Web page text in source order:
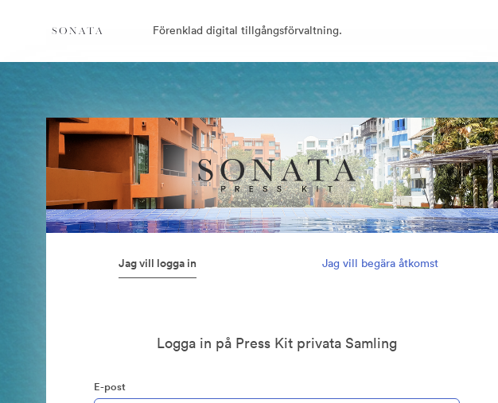
Förenklad digital tillgångsförvaltning.
Jag vill logga in Jag vill begära åtkomst
Logga in på Press Kit privata Samling
E-post